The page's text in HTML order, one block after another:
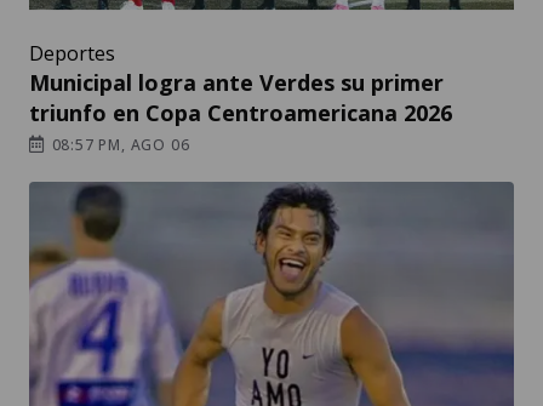
Deportes
Municipal logra ante Verdes su primer
triunfo en Copa Centroamericana 2026
08:57 PM, AGO 06